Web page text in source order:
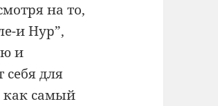
на то,
и Нур”,
и
для
как самый